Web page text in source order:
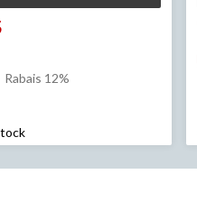
prix
Rabais 12%